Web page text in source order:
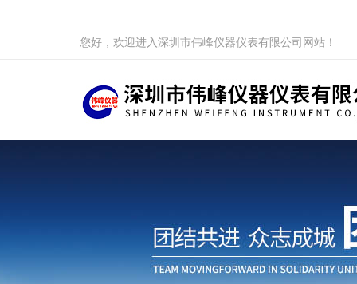
您好，欢迎进入深圳市伟峰仪器仪表有限公司网站！